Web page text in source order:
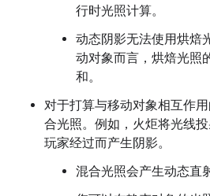
行时光照计算。
动态阴影无法使用烘焙
动对象而言，烘焙光照
和。
对于打算与移动对象相互作
合光照。 例如，火炬将光线
玩家经过而产生阴影。
混合光照会产生动态直